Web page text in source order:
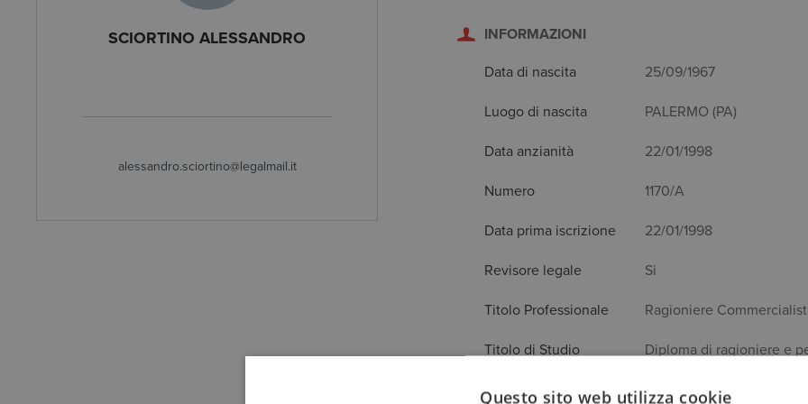
SCIORTINO ALESSANDRO
alessandro.sciortino@legalmail.it
INFORMAZIONI
Data di nascita 25/09/1967
Luogo di nascita PALERMO (PA)
Data anzianità 22/01/1998
Numero 1170/A
Data prima iscrizione 22/01/1998
Revisore legale Si
Titolo Professionale Ragioniere
Titolo di Studio Diploma di ragioniere e
Questo sito web utilizza cookie